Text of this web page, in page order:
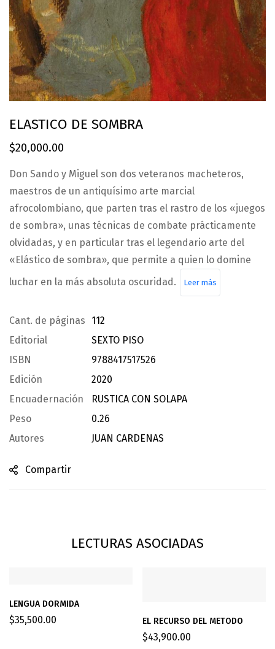
ELASTICO DE SOMBRA
$20,000.00
Don Sando y Miguel son dos veteranos macheteros,
maestros de un antiquísimo arte marcial
afrocolombiano, que parten tras el rastro de los «juegos
de sombra», unas técnicas de combate prácticamente
olvidadas, y en particular tras el legendario arte del
«Elástico de sombra», que permite a quien lo domine
luchar en la más absoluta oscuridad.
Leer más
Cant. de páginas
112
Editorial
SEXTO PISO
ISBN
9788417517526
Edición
2020
Encuadernación
RUSTICA CON SOLAPA
Peso
0.26
Autores
JUAN CARDENAS
Compartir
LECTURAS ASOCIADAS
LENGUA DORMIDA
$35,500.00 EL RECURSO DEL METODO
$43,900.00